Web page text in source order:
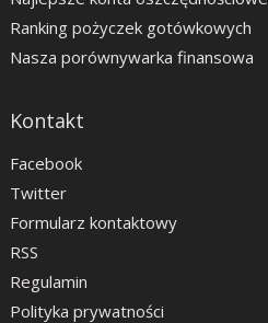
Ranking pożyczek gotówkowych
Nasza porównywarka finansowa
Kontakt
Facebook
Twitter
Formularz kontaktowy
RSS
Regulamin
Polityka prywatności